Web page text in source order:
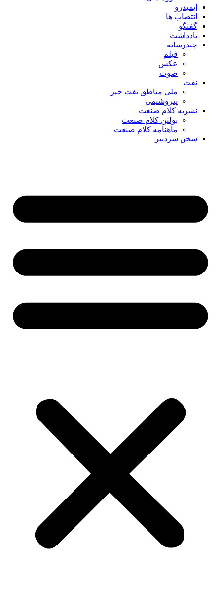
ایمیدرو
انتصاب ها
گفتگو
یادداشت
چندرسانه
فیلم
عکس
صوت
نفت
ملی مناطق نفت خیز
پتروشیمی
نشریه کلام صنعت
بولتن کلام صنعت
ماهنامه کلام صنعت
سخن سردبیر